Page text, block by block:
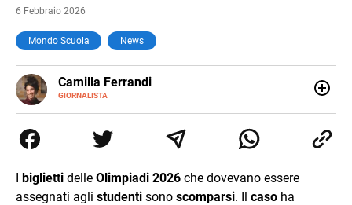
6 Febbraio 2026
Mondo Scuola News
Camilla Ferrandi
GIORNALISTA
E-
MAIL
LINKEDIN
di trasformare la passione per la scrittura in un lavoro, e
da lì non mi sono più fermata. L’attualità è il mio pane
mente.
I biglietti delle Olimpiadi 2026 che dovevano essere
assegnati agli studenti sono scomparsi. Il caso ha